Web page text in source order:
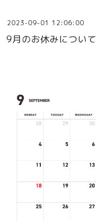
2023-09-01 12:06:00
9月のお休みについて